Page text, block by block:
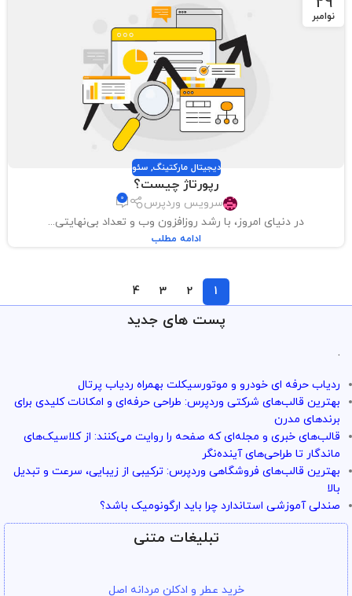
نوامبر
دیجیتال مارکتینگ,سئو
رپورتاژ چیست؟
سرویس وردپرس 0
در دنیای امروز، با رشد روزافزون وب و تعداد بی‌نهایتی...
ادامه مطلب
1
2
3
4
پست های جدید
.
ردیاب حرفه ای خودرو و موتورسیکلت بهمراه ردیاب پرتال
بهترین قالب‌های شرکتی وردپرس: طراحی حرفه‌ای و امکانات کلیدی برای
برندهای مدرن
قالب‌های خبری و مجله‌ای که صفحه را روایت می‌کنند: از کلاسیک‌های
ماندگار تا طراحی‌های آینده‌نگر
بهترین قالب‌های فروشگاهی وردپرس: ترکیبی از زیبایی، سرعت و تبدیل
بالا
صندلی آموزشی استاندارد چرا باید ارگونومیک باشد؟
تبلیغات متنی
خرید عطر و ادکلن مردانه اصل